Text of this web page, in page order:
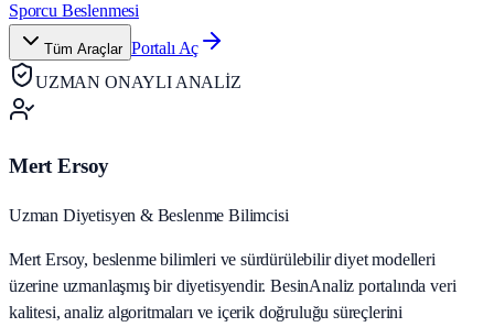
Sporcu Beslenmesi
Tüm Araçlar Portalı Aç
UZMAN ONAYLI ANALİZ
Mert Ersoy
Uzman Diyetisyen & Beslenme Bilimcisi
Mert Ersoy, beslenme bilimleri ve sürdürülebilir diyet modelleri
üzerine uzmanlaşmış bir diyetisyendir. BesinAnaliz portalında veri
kalitesi, analiz algoritmaları ve içerik doğruluğu süreçlerini